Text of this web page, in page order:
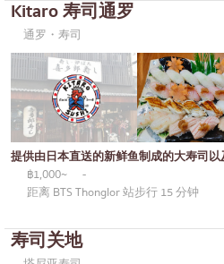
其他
Kitaro 寿司通罗
通罗・寿司
提供由日本直送的新鲜鱼制成的大寿司以
฿1,000~
-
距离 BTS Thonglor 站步行 15 分钟
寿司关地